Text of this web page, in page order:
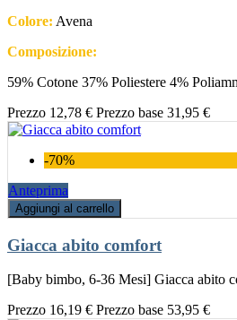
Colore: Avena
Composizione:
59% Cotone 37% Poliestere 4%
Prezzo 12,78 € Prezzo base 31,95 €
-70%
Anteprima
Aggiungi al carrello
Giacca abito comfort
[Baby bimbo, 6-36 Mesi] Giacca abito
Prezzo 16,19 € Prezzo base 53,95 €